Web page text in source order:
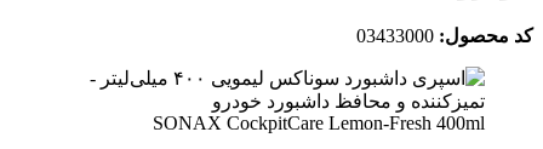
کد محصول:
SONAX CockpitCare Lemon-Fresh 400ml